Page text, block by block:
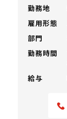
勤務地
雇用形態
部門
勤務時間
給与